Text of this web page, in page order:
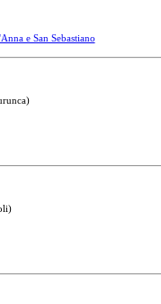
e San Sebastiano